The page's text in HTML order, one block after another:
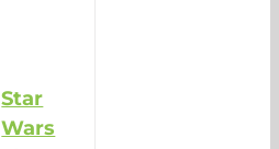
Star
Wars